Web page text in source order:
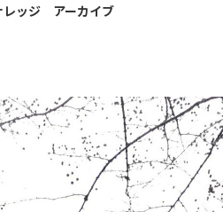
ッジ アーカイブ